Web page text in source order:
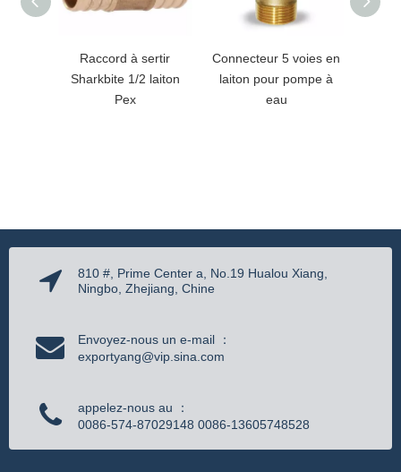
Raccord à sertir
Sharkbite 1/2 laiton
Pex
Connecteur 5 voies en
laiton pour pompe à
eau
810 #, Prime Center a, No.19 Hualou Xiang,
Ningbo, Zhejiang, Chine
Envoyez-nous un e-mail ：
exportyang@vip.sina.com
appelez-nous au ：
0086-574-87029148 0086-13605748528